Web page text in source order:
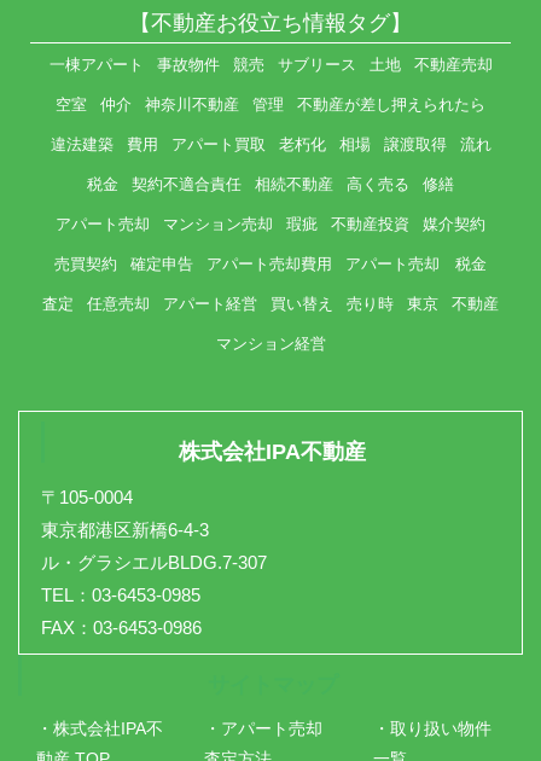
【不動産お役立ち情報タグ】
一棟アパート 事故物件 競売 サブリース 土地 不動産売却
空室 仲介 神奈川不動産 管理 不動産が差し押えられたら
違法建築 費用 アパート買取 老朽化 相場 譲渡取得 流れ
税金 契約不適合責任 相続不動産 高く売る 修繕
アパート売却 マンション売却 瑕疵 不動産投資 媒介契約
売買契約 確定申告 アパート売却費用 アパート売却 税金
査定 任意売却 アパート経営 買い替え 売り時 東京 不動産
マンション経営
株式会社IPA不動産
〒105-0004
東京都港区新橋6-4-3
ル・グラシエルBLDG.7-307
TEL：03-6453-0985
FAX：03-6453-0986
・株式会社IPA不
・アパート売却
・取り扱い物件